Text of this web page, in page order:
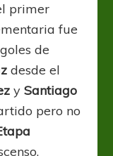
primer
fue
de
desde el
ySantiago
pero no